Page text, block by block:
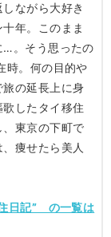
ながら大好き
年。このまま
…。そう思ったの
時。何の目的や
の延長上に身
したタイ移住
東京の下町で
痩せたら美人
日記” の一覧は